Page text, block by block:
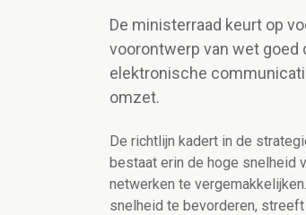
De ministerraad keurt op
voorontwerp van wet goed
elektronische
omzet.
De richtlijn kadert in de
bestaat erin de hoge snelheid
netwerken te
snelheid te bevorderen,